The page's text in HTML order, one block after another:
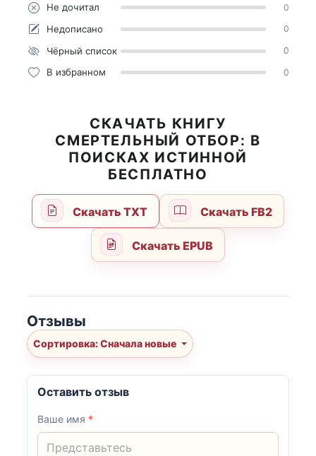
Не дочитал 0
Недописано 0
Чёрный список 0
В избранном 0
СКАЧАТЬ КНИГУ
СМЕРТЕЛЬНЫЙ ОТБОР: В
ПОИСКАХ ИСТИННОЙ
БЕСПЛАТНО
Скачать TXT Скачать FB2
Скачать EPUB
Отзывы
Сортировка: Сначала новые
Оставить отзыв
Ваше имя *